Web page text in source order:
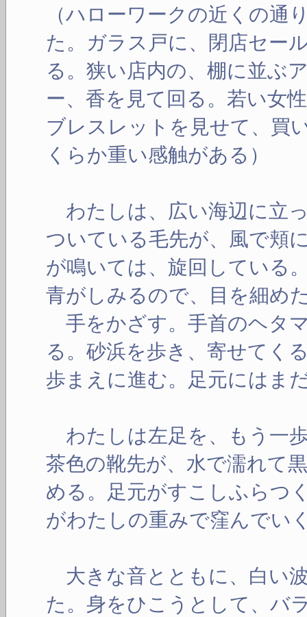
（ハローワークの近くの通
た。ガラス戸に、閉店セー
る。狭い店内の、棚に並ぶ
ー、香を見て回る。若い女
ブレスレットを見せて、買
くらか重い感触がある）
わたしは、広い海辺に立
ついている毛先が、風で頬
が鳴いては、旋回している
青がしみるので、目を細め
手をかざす。手首のヘタ
る。砂浜を歩き、寄せてく
歩まえに進む。足元にはま
わたしは左足を、もう一
茶色の靴先が、水で濡れて
める。足元がすこしふらつ
がわたしの重みで窪んでい
大きな音とともに、白い
た。身をひこうとして、バ